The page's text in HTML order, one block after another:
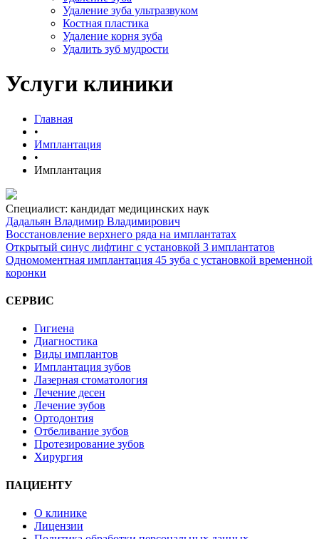
Удаление зуба ультразвуком
Костная пластика
Удаление корня зуба
Удалить зуб мудрости
Услуги клиники
Главная
•
Имплантация
•
Имплантация
Специалист: кандидат медицинских наук
Дадальян Владимир Владимирович
Восстановление верхнего ряда на имплантатах
Открытый синус лифтинг с установкой 3 имплантатов
Одномоментная имплантация 45 зуба с установкой временной
коронки
СЕРВИС
Гигиена
Диагностика
Виды имплантов
Имплантация зубов
Лазерная стоматология
Лечение десен
Лечение зубов
Ортодонтия
Отбеливание зубов
Протезирование зубов
Хирургия
ПАЦИЕНТУ
О клинике
Лицензии